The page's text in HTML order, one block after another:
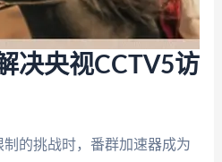
决央视CCTV5访
的挑战时，番群加速器成为